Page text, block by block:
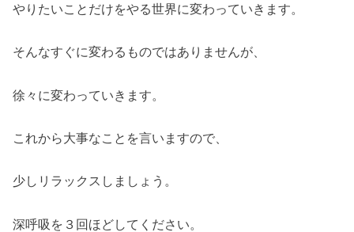
やりたいことだけをやる世界に変わっていきます。
そんなすぐに変わるものではありませんが、
徐々に変わっていきます。
これから大事なことを言いますので、
少しリラックスしましょう。
深呼吸を３回ほどしてください。